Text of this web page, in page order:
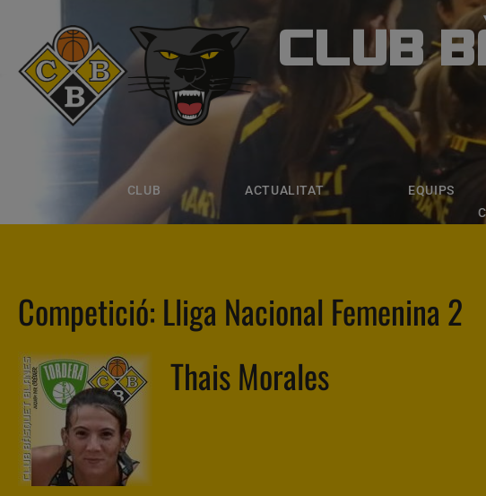
CLUB
CLUB ACTUALITAT EQUIPS
CLUB
ACTUALITAT
Competició: Lliga Nacional Femenina 2
Thais Morales